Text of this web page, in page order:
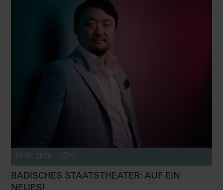
01.07.2026 0
BADISCHES STAATSTHEATER: AUF EIN
NEUES!